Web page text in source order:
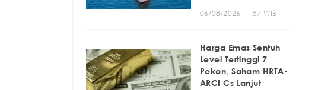
06/08/2026 11:57 WIB
Harga Emas Sentuh
Level Tertinggi 7
Pekan, Saham HRTA-
ARCI Cs Lanjut